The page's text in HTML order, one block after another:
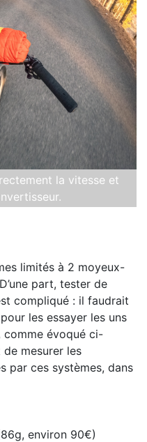
la vitesse et
limités à 2 moyeux-
part, tester de
compliqué : il faudrait
les essayer les uns
comme évoqué ci-
mesurer les
par ces systèmes, dans
environ 90€)